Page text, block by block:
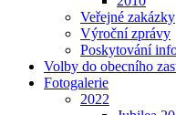
Veřejné zakázky
Výroční zprávy
Poskytování
Volby do obecního
Fotogalerie
2022